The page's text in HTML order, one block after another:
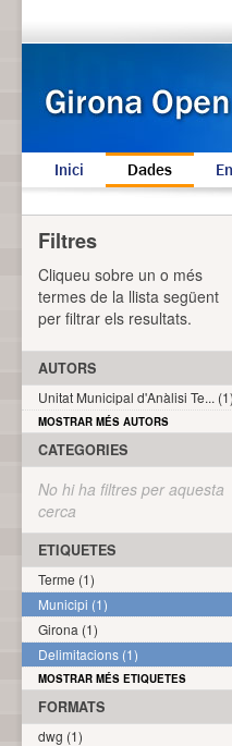
Inici Dades
Filtres
Cliqueu sobre un o més
termes de la llista següent
per filtrar els resultats.
AUTORS
Unitat Municipal d'Anàlisi Te... (1)
MOSTRAR MÉS AUTORS
CATEGORIES
No hi ha filtres per aquesta
cerca
ETIQUETES
Terme (1)
Municipi (1)
Girona (1)
Delimitacions (1)
MOSTRAR MÉS ETIQUETES
FORMATS
dwg (1)